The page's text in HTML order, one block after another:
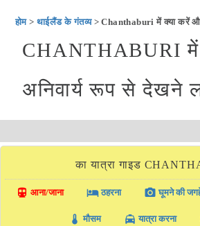
होम>थाईलैंड के गंतव्य> Chanthaburi में क्या करें
CHANTHABURI में
अनिवार्य रूप से देखने
का यात्रा गाइड
directions_transit आना/जाना local_hotelठहरना photo_camera घूमने की
thermostat मौसम local_taxi यात्रा करना